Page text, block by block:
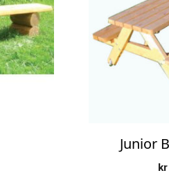
Junior
kr